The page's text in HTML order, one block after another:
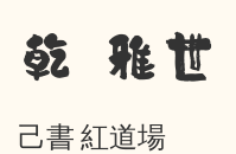
乾 雅世
己書 紅道場